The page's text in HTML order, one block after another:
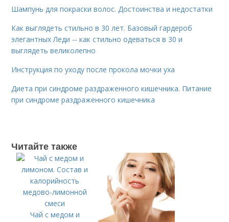
Шампунь для покраски волос. Достоинства и недостатки
Как выглядеть стильно в 30 лет. Базовый гардероб
элегантных Леди -- как стильно одеваться в 30 и
выглядеть великолепно
Инструкция по уходу после прокола мочки уха
Диета при синдроме раздраженного кишечника. Питание
при синдроме раздраженного кишечника
Читайте также
Чай с медом и